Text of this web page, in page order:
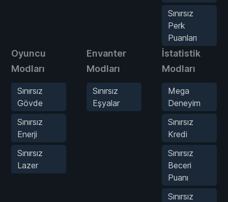
Sınırsız
Perk
Puanları
Oyuncu
Modları
Sınırsız
Gövde
Sınırsız
Enerji
Sınırsız
Lazer
Envanter
Modları
Sınırsız
Eşyalar
İstatistik
Modları
Mega
Deneyim
Sınırsız
Kredi
Sınırsız
Beceri
Puanı
Sınırsız